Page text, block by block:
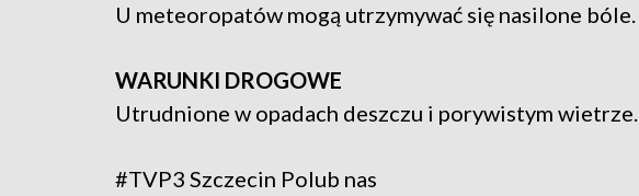
U meteoropatów mogą utrzymywać się nasilone bóle.
WARUNKI DROGOWE
Utrudnione w opadach deszczu i porywistym wietrze.
#TVP3 Szczecin Polub nas